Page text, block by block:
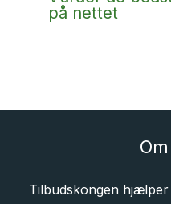
på nettet
Tilbudskongen hjælper